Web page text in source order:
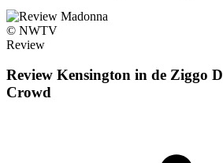
© NWTV
Review
Review Kensington in de Ziggo
Crowd